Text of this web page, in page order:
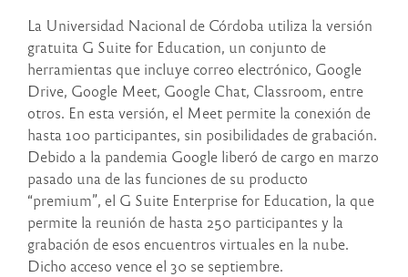
La Universidad Nacional de Córdoba utiliza la versión
gratuita G Suite for Education, un conjunto de
herramientas que incluye correo electrónico, Google
Drive, Google Meet, Google Chat, Classroom, entre
otros. En esta versión, el Meet permite la conexión de
hasta 100 participantes, sin posibilidades de grabación.
Debido a la pandemia Google liberó de cargo en marzo
pasado una de las funciones de su producto
“premium”, el G Suite Enterprise for Education, la que
permite la reunión de hasta 250 participantes y la
grabación de esos encuentros virtuales en la nube.
Dicho acceso vence el 30 se septiembre.